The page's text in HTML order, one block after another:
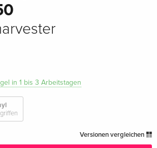
in 1 bis 3 Arbeitstagen
Versionen vergleichen